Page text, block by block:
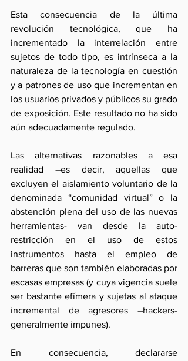
Esta consecuencia de la última
revolución tecnológica, que ha
incrementado la interrelación entre
sujetos de todo tipo, es intrínseca a la
naturaleza de la tecnología en cuestión
y a patrones de uso que incrementan en
los usuarios privados y públicos su grado
de exposición. Este resultado no ha sido
aún adecuadamente regulado.
Las alternativas razonables a esa
realidad –es decir, aquellas que
excluyen el aislamiento voluntario de la
denominada “comunidad virtual” o la
abstención plena del uso de las nuevas
herramientas- van desde la auto-
restricción en el uso de estos
instrumentos hasta el empleo de
barreras que son también elaboradas por
escasas empresas (y cuya vigencia suele
ser bastante efímera y sujetas al ataque
incremental de agresores –hackers-
generalmente impunes).
En consecuencia, declararse